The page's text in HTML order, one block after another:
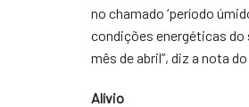
no chamado ‘período
condições energéticas
mês de abril”, diz a nota
Alívio